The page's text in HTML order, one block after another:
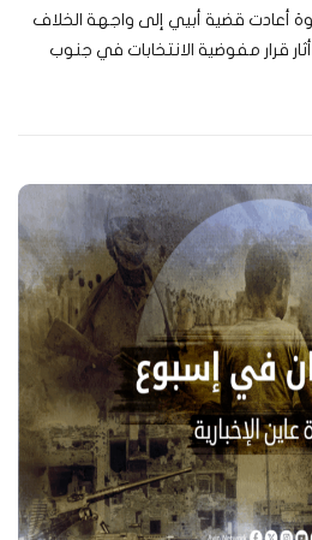
2026 في خطوة أعادت قضية أبيي إلى واجهة الخلاف
قرار مفوضية الانتخابات في جنوب